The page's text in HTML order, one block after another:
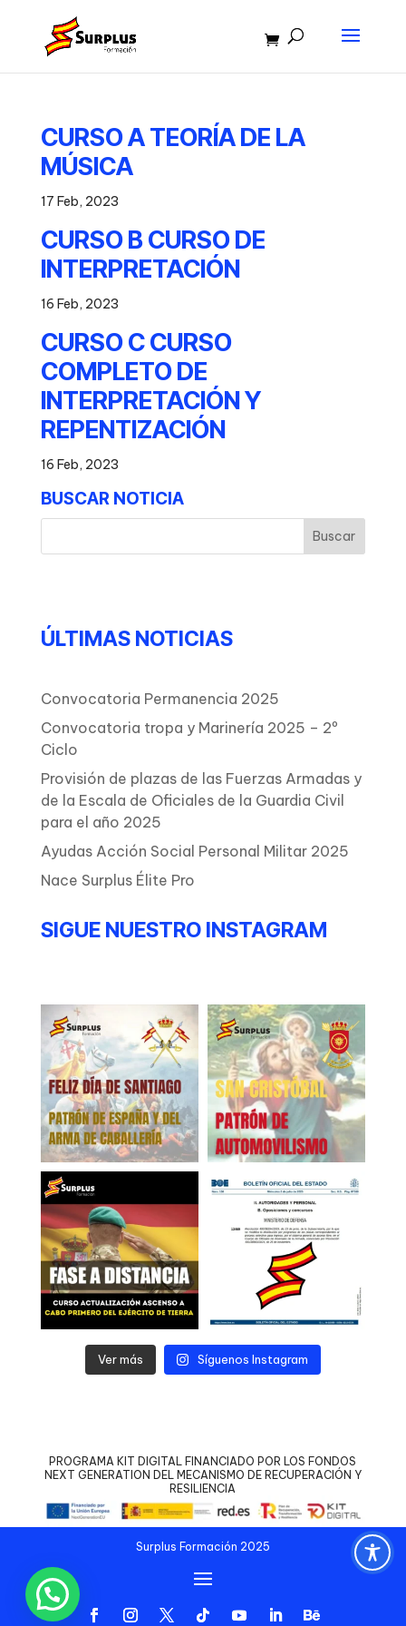
CURSO A TEORÍA DE LA
MÚSICA
17 Feb, 2023
CURSO B CURSO DE
INTERPRETACIÓN
16 Feb, 2023
CURSO C CURSO
COMPLETO DE
INTERPRETACIÓN Y
REPENTIZACIÓN
16 Feb, 2023
BUSCAR NOTICIA
ÚLTIMAS NOTICIAS
Convocatoria Permanencia 2025
Convocatoria tropa y Marinería 2025 – 2º
Ciclo
Provisión de plazas de las Fuerzas Armadas y
de la Escala de Oficiales de la Guardia Civil
para el año 2025
Ayudas Acción Social Personal Militar 2025
Nace Surplus Élite Pro
SIGUE NUESTRO INSTAGRAM
Ver más Síguenos Instagram
PROGRAMA KIT DIGITAL FINANCIADO POR LOS FONDOS
NEXT GENERATION DEL MECANISMO DE RECUPERACIÓN Y
RESILIENCIA
Surplus Formación 2025